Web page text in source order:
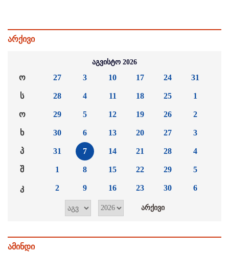
არქივი
აგვისტო 2026
ო
ს
ო
ხ
პ
შ
კ
27
28
29
30
31
1
2
3
4
5
6
7
8
9
10
11
12
13
14
15
16
17
18
19
20
21
22
23
24
25
26
27
28
29
30
31
1
2
3
4
5
6
ამინდი